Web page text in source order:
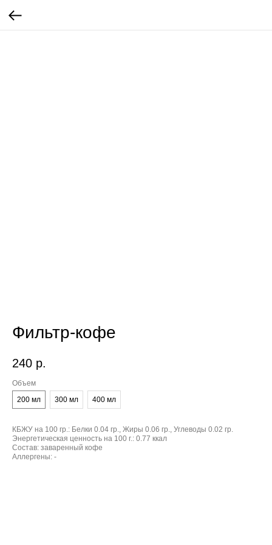
Фильтр-кофе
240 р.
Объем
200 мл
300 мл 400 мл
КБЖУ на 100 гр.: Белки 0.04 гр., Жиры 0.06 гр., Углеводы 0.02 гр.
Энергетическая ценность на 100 г.: 0.77 ккал
Состав: заваренный кофе
Аллергены: -